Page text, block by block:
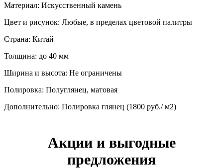
Материал: Искусственный камень
Цвет и рисунок: Любые, в пределах цветовой палитры
Страна: Китай
Толщина: до 40 мм
Ширина и высота: Не ограничены
Полировка: Полуглянец, матовая
Дополнительно: Полировка глянец (1800 руб./ м2)
Акции и выгодные
предложения